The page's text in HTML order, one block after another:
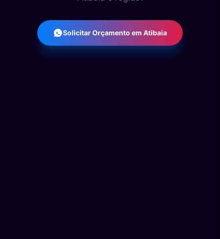
Solicitar Orçamento em Atibaia